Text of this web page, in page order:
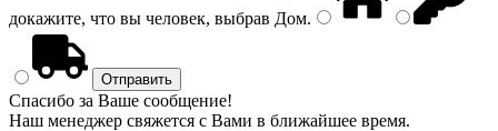
докажите, что вы человек, выбрав Дом.
Спасибо за Ваше сообщение!
Наш менеджер свяжется с Вами в ближайшее время.